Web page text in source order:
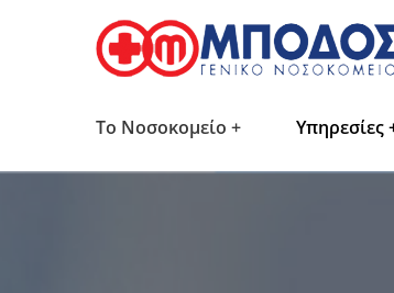
Το Νοσοκομείο Υπηρεσίες